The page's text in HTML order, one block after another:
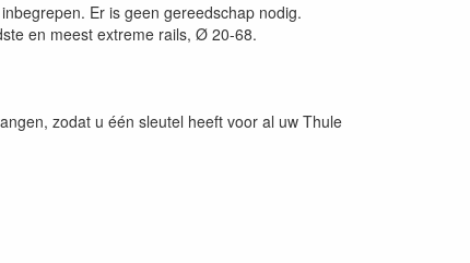
Er is geen gereedschap nodig.
en meest extreme rails, Ø 20-68.
zodat u één sleutel heeft voor al uw Thule